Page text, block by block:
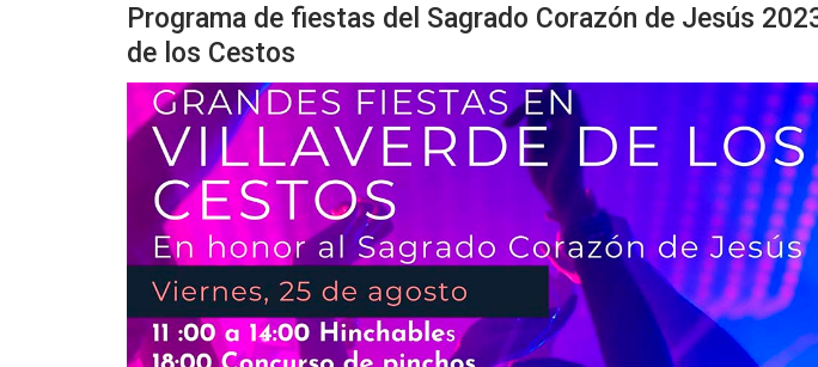
Programa de fiestas del Sagrado Corazón de Jesús
de los Cestos